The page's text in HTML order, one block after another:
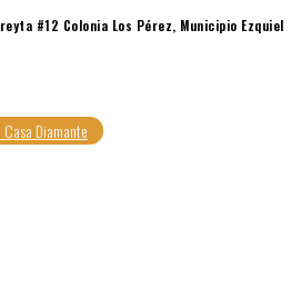
#12 Colonia Los Pérez, Municipio Ezquiel
Diamante